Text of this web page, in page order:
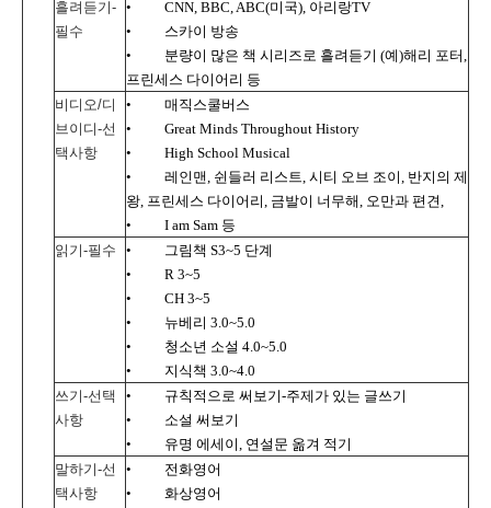
흘려듣기-
필수
• CNN, BBC, ABC(미국), 아리랑TV
•
스카이 방송
•
분량이 많은 책 시리즈로 흘려듣기 (예)해리 포터,
프린세스 다이어리 등
비디오/디
브이디-선
택사항
•
매직스쿨버스
•
Great Minds Throughout History
•
High School Musical
•
레인맨, 쉰들러 리스트, 시티 오브 조이, 반지의 제
왕, 프린세스 다이어리, 금발이 너무해, 오만과 편견,
•
I am Sam 등
읽기-필수 • 그림책 S3~5 단계
•
R 3~5
•
CH 3~5
•
뉴베리 3.0~5.0
•
청소년 소설 4.0~5.0
•
지식책 3.0~4.0
쓰기-선택
사항
• 규칙적으로 써보기-주제가 있는 글쓰기
•
소설 써보기
•
유명 에세이, 연설문 옮겨 적기
말하기-선
택사항
•
전화영어
•
화상영어